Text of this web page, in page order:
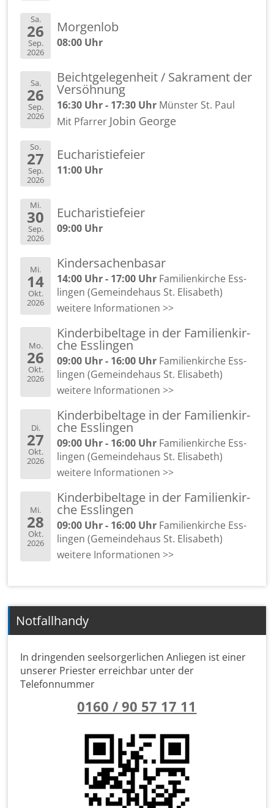
Sa.
26
Sep.
2026
Mor­gen­lob
08:00 Uhr
Sa.
26
Sep.
2026
Beicht­ge­le­gen­heit / Sa­kra­ment der
Ver­söh­nung
16:30 Uhr - 17:30 Uhr Müns­ter St. Paul
Mit Pfar­rer Jobin Ge­or­ge
So.
27
Sep.
2026
Eu­cha­ris­tie­fei­er
11:00 Uhr
Mi.
30
Sep.
2026
Eu­cha­ris­tie­fei­er
09:00 Uhr
Mi.
14
Okt.
2026
Kin­der­sa­chen­ba­sar
14:00 Uhr - 17:00 Uhr Fa­mi­li­en­kir­che Ess­
lin­gen (Ge­mein­de­haus St. Eli­sa­beth)
wei­te­re In­for­ma­tio­nen >>
Mo.
26
Okt.
2026
Kin­der­bi­bel­ta­ge in der Fa­mi­li­en­kir­
che Ess­lin­gen
09:00 Uhr - 16:00 Uhr Fa­mi­li­en­kir­che Ess­
lin­gen (Ge­mein­de­haus St. Eli­sa­beth)
wei­te­re In­for­ma­tio­nen >>
Di.
27
Okt.
2026
Kin­der­bi­bel­ta­ge in der Fa­mi­li­en­kir­
che Ess­lin­gen
09:00 Uhr - 16:00 Uhr Fa­mi­li­en­kir­che Ess­
lin­gen (Ge­mein­de­haus St. Eli­sa­beth)
wei­te­re In­for­ma­tio­nen >>
Mi.
28
Okt.
2026
Kin­der­bi­bel­ta­ge in der Fa­mi­li­en­kir­
che Ess­lin­gen
09:00 Uhr - 16:00 Uhr Fa­mi­li­en­kir­che Ess­
lin­gen (Ge­mein­de­haus St. Eli­sa­beth)
wei­te­re In­for­ma­tio­nen >>
Notfallhandy
In dringenden seelsorgerlichen Anliegen ist einer
unserer Priester erreichbar unter der
Telefonnummer
0160 / 90 57 17 11